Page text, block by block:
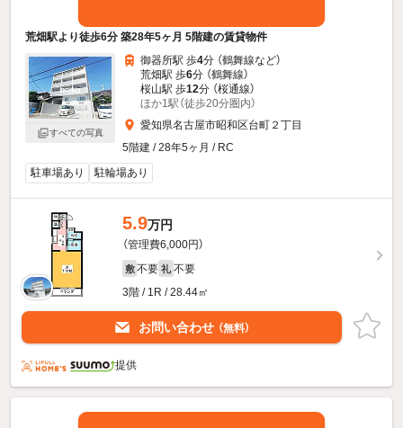
荒畑駅より徒歩6分 築28年5ヶ月 5階建の賃貸物件
すべての写真
御器所駅 歩4分 （鶴舞線など）
荒畑駅 歩6分 （鶴舞線）
桜山駅 歩12分 （桜通線）
ほか1駅（徒歩20分圏内）
愛知県名古屋市昭和区台町２丁目
5階建 / 28年5ヶ月 / RC
駐車場あり
駐輪場あり
5.9万円
（管理費6,000円）
敷 不要 礼 不要
3階 / 1R / 28.44㎡
お問い合わせ （無料）
提供